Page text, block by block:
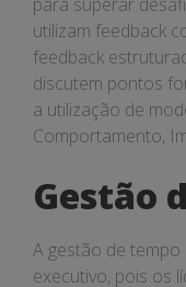
utilizam feedback
feedback
discutem pontos
a utilização de
Comportamento,
Gestão
A gestão de
executivo, pois os